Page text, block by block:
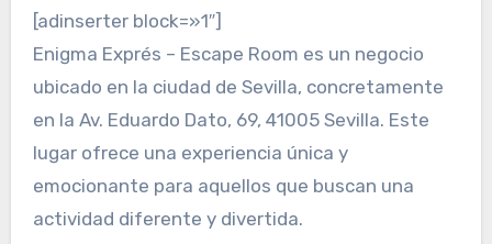
[adinserter block=»1″]
Enigma Exprés – Escape Room es un negocio
ubicado en la ciudad de Sevilla, concretamente
en la Av. Eduardo Dato, 69, 41005 Sevilla. Este
lugar ofrece una experiencia única y
emocionante para aquellos que buscan una
actividad diferente y divertida.